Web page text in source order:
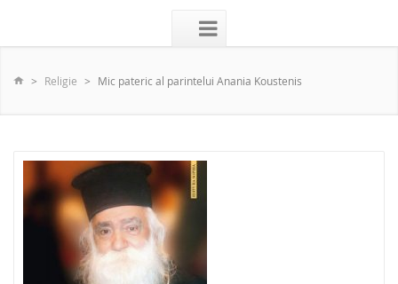
Religie Mic pateric al parintelui Anania Koustenis